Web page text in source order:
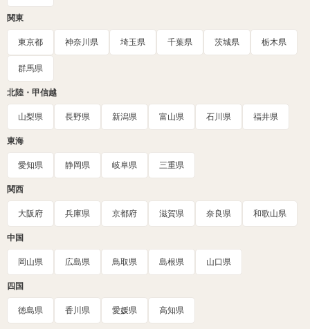
関東
東京都 神奈川県 埼玉県 千葉県 茨城県 栃木県
群馬県
北陸・甲信越
山梨県 長野県 新潟県 富山県 石川県 福井県
東海
愛知県 静岡県 岐阜県 三重県
関西
大阪府 兵庫県 京都府 滋賀県 奈良県 和歌山県
中国
岡山県 広島県 鳥取県 島根県 山口県
四国
徳島県 香川県 愛媛県 高知県